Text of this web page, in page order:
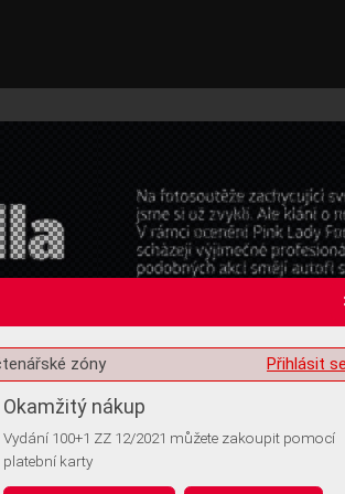
volitelných informací
Přihlásit
zóny
Okamžitý nákup
Vydání 100+1 ZZ 12/2021 můžete zakoupit pomocí
platební karty